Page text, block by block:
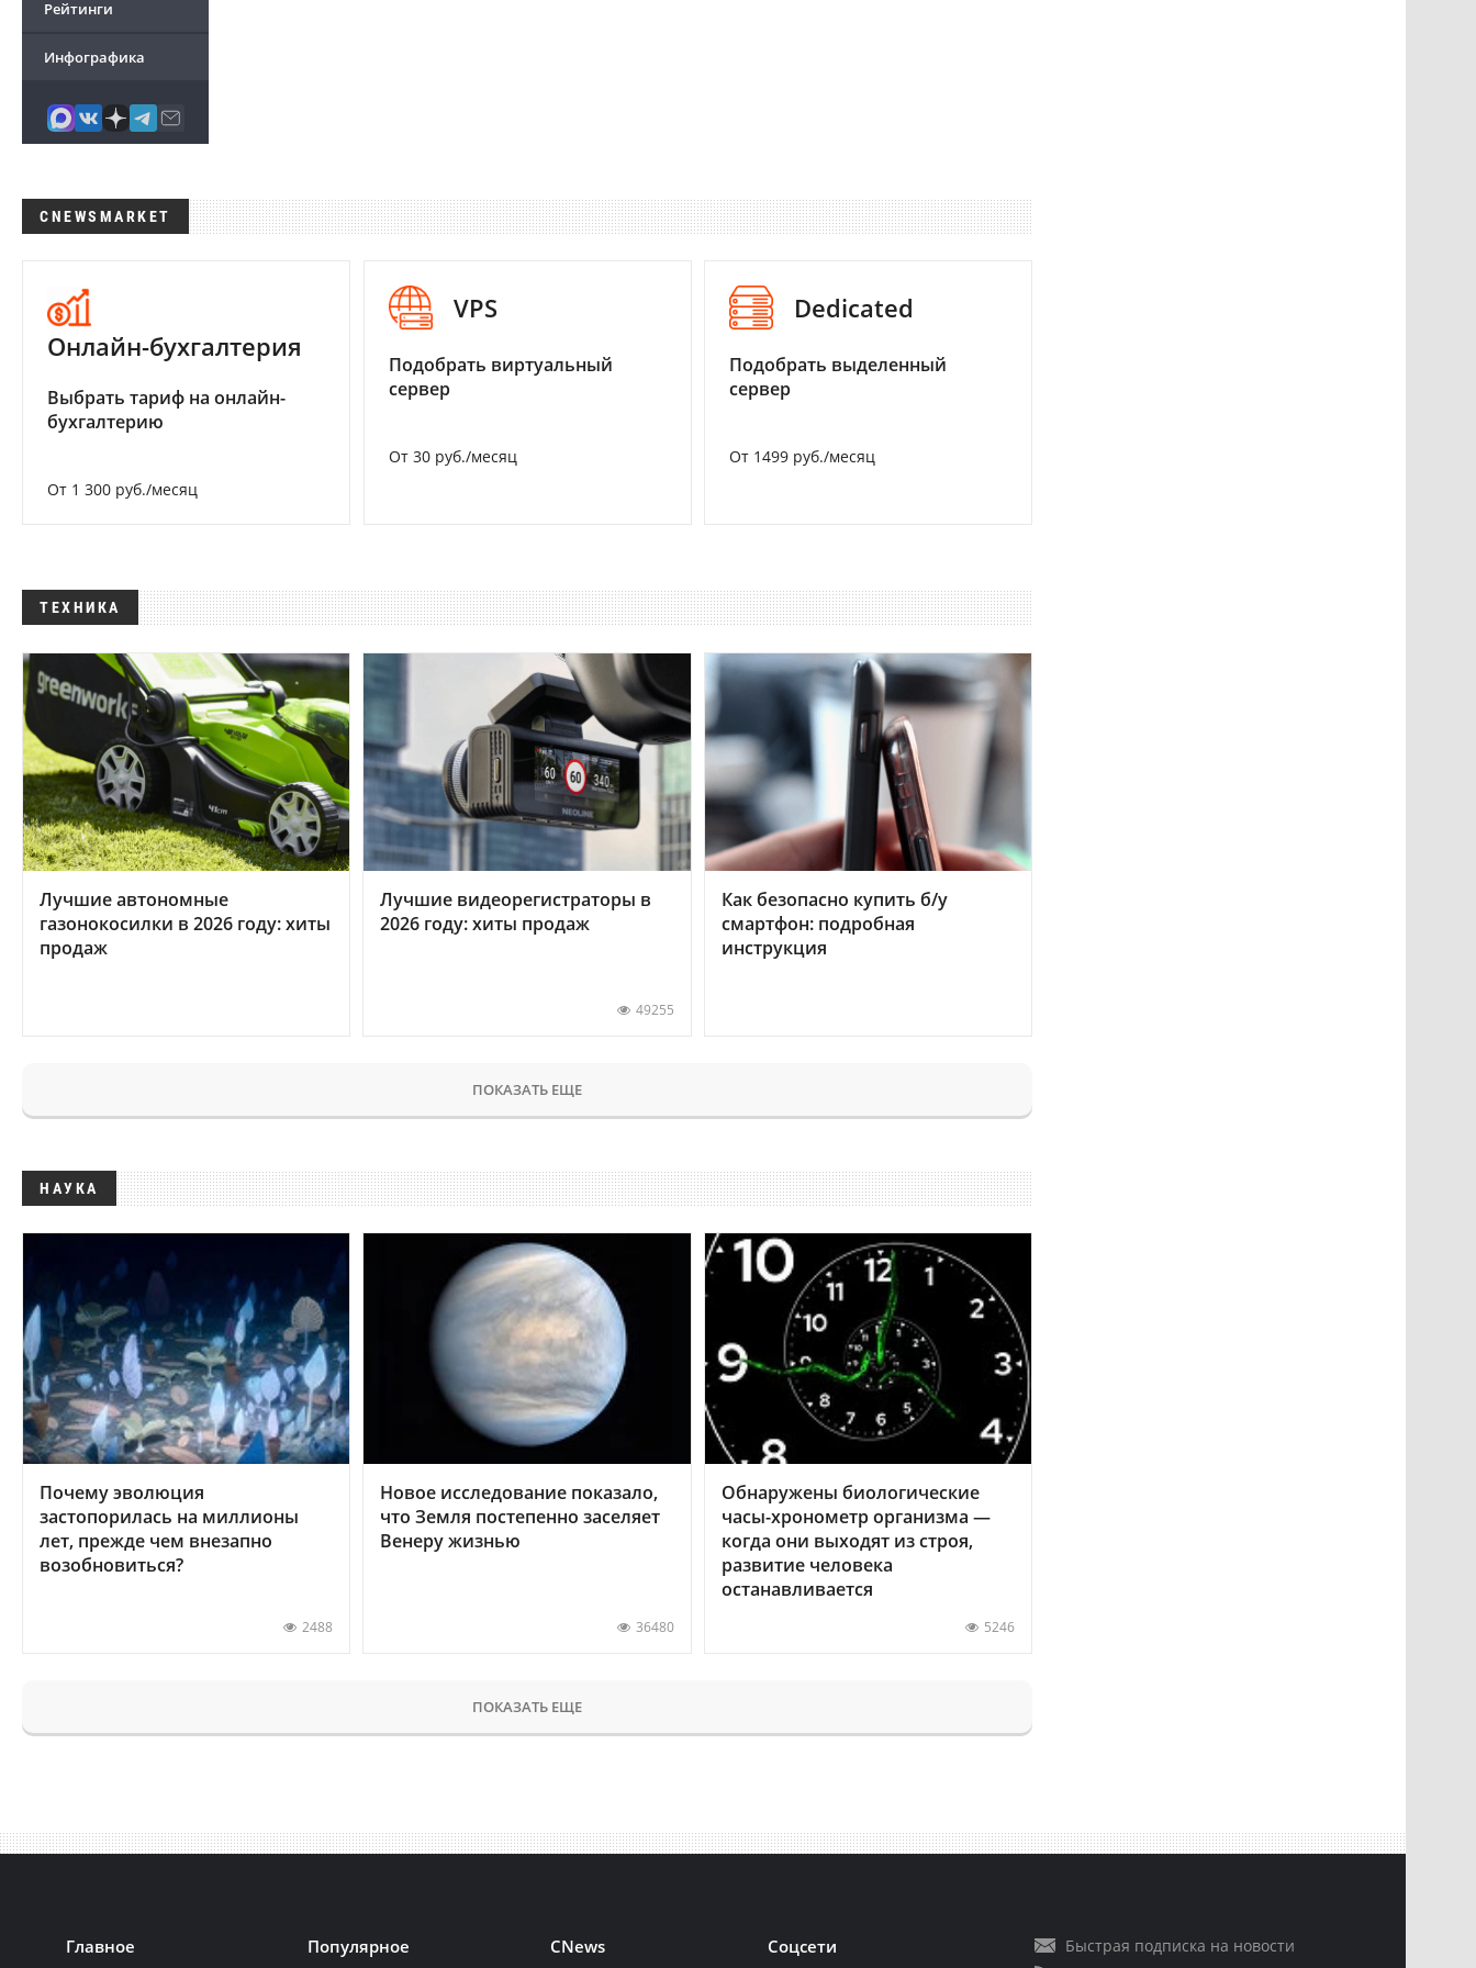
Рейтинги
Инфографика
CNEWSMARKET
Онлайн-бухгалтерия
Выбрать тариф на онлайн-
бухгалтерию
От 1 300 руб./месяц
VPS
Подобрать виртуальный
сервер
От 30 руб./месяц
Dedicated
Подобрать выделенный
сервер
От 1499 руб./месяц
ТЕХНИКА
Лучшие автономные
газонокосилки в 2026 году: хиты
продаж
Лучшие видеорегистраторы в
2026 году: хиты продаж
49255
Как безопасно купить б/у
смартфон: подробная
инструкция
ПОКАЗАТЬ ЕЩЕ
НАУКА
Почему эволюция
застопорилась на миллионы
лет, прежде чем внезапно
возобновиться?
2488
Новое исследование показало,
что Земля постепенно заселяет
Венеру жизнью
36480
Обнаружены биологические
часы-хронометр организма —
когда они выходят из строя,
развитие человека
останавливается
5246
ПОКАЗАТЬ ЕЩЕ
Главное Популярное CNews Соцсети
Быстрая подписка на новости